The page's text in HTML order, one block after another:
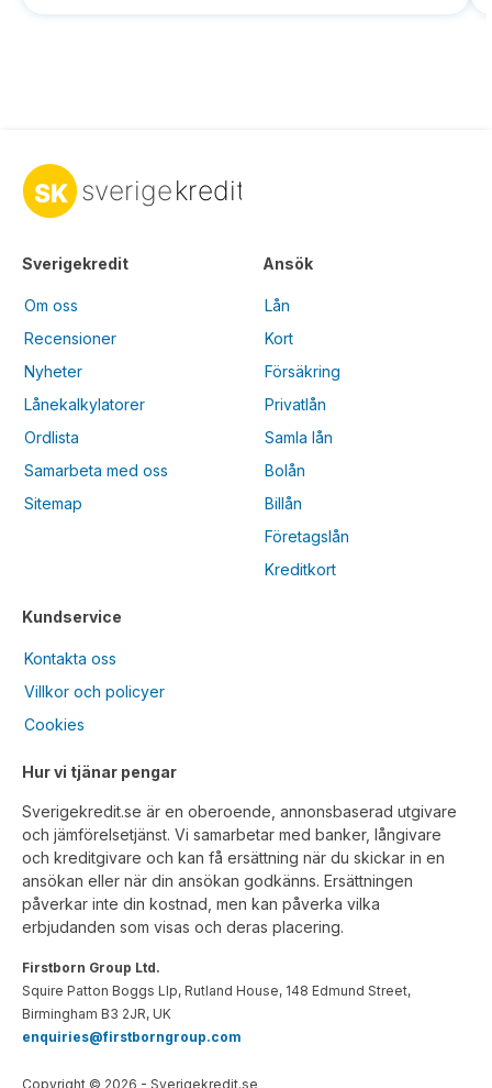
Sverigekredit
Om oss
Recensioner
Nyheter
Lånekalkylatorer
Ordlista
Samarbeta med oss
Sitemap
Kundservice
Kontakta oss
Villkor och policyer
Cookies
Ansök
Lån
Kort
Försäkring
Privatlån
Samla lån
Bolån
Billån
Företagslån
Kreditkort
Hur vi tjänar pengar
Sverigekredit.se är en oberoende, annonsbaserad utgivare
och jämförelsetjänst. Vi samarbetar med banker, långivare
och kreditgivare och kan få ersättning när du skickar in en
ansökan eller när din ansökan godkänns. Ersättningen
påverkar inte din kostnad, men kan påverka vilka
erbjudanden som visas och deras placering.
Firstborn Group Ltd.
Squire Patton Boggs Llp, Rutland House, 148 Edmund Street,
Birmingham B3 2JR, UK
enquiries@firstborngroup.com
Copyright © 2026 - Sverigekredit.se